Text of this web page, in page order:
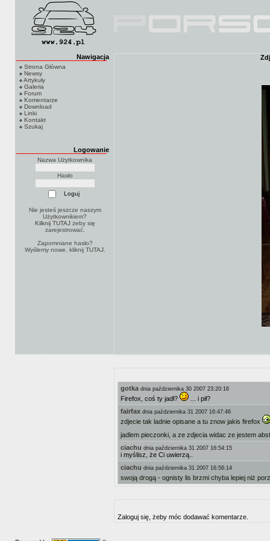
Nawigacja
Strona Główna
Newsy
Artykuły
Galeria
Forum
Komentarze
Download
Linki
Kontakt
Szukaj
Logowanie
Nazwa Użytkownika
Hasło
Nie jesteś jeszcze naszym
Użytkownikiem?
Kilknij TUTAJżeby się
zarejestrować.
Zapomniane hasło?
Wyślemy nowe, kliknij TUTAJ.
gotka dnia października 30 2007 23:20:16
Firefox, coś ty jadł?
... i pił?
fairfax dnia października 31 2007 16:47:46
zdjecie tak ladnie opisane a tu znow jakis firefox
jadlem pieczonki, a ze zdjecia widac ze jestem
ciachu dnia października 31 2007 16:54:15
i myślisz, że Ci uwierzą..
ciachu dnia października 31 2007 16:56:14
swoją drogą - ognisty lis brzmi chyba lepiej niż
Zaloguj się, żeby móc dodawać komentarze.